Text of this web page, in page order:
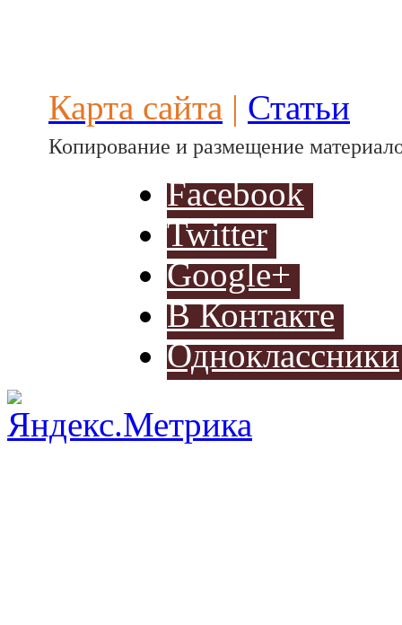
Карта сайта | Статьи
Копирование и размещение
Facebook
Twitter
Google+
В Контакте
Одноклассники